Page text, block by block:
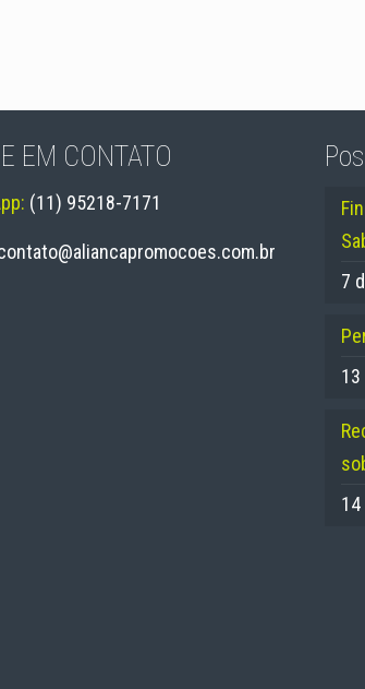
EM CONTATO
(11) 95218-7171
7